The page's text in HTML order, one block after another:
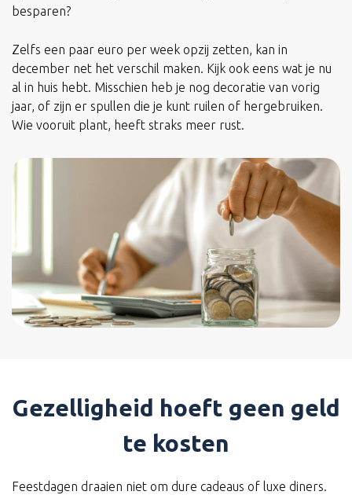
besparen?
Zelfs een paar euro per week opzij zetten, kan in
december net het verschil maken. Kijk ook eens wat je nu
al in huis hebt. Misschien heb je nog decoratie van vorig
jaar, of zijn er spullen die je kunt ruilen of hergebruiken.
Wie vooruit plant, heeft straks meer rust.
Gezelligheid hoeft geen geld
te kosten
Feestdagen draaien niet om dure cadeaus of luxe diners.